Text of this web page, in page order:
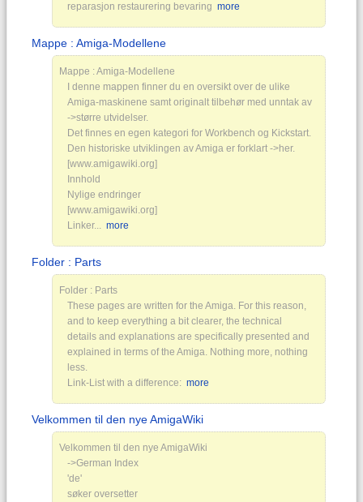
reparasjon restaurering bevaring more
Mappe : Amiga-Modellene
Mappe : Amiga-Modellene
I denne mappen finner du en oversikt over de ulike
Amiga-maskinene samt originalt tilbehør med unntak av
->større utvidelser.
Det finnes en egen kategori for Workbench og Kickstart.
Den historiske utviklingen av Amiga er forklart ->her.
[www.amigawiki.org]
Innhold
Nylige endringer
[www.amigawiki.org]
Linker... more
Folder : Parts
Folder : Parts
These pages are written for the Amiga. For this reason,
and to keep everything a bit clearer, the technical
details and explanations are specifically presented and
explained in terms of the Amiga. Nothing more, nothing
less.
Link-List with a difference: more
Velkommen til den nye AmigaWiki
Velkommen til den nye AmigaWiki
->German Index
'de'
søker oversetter